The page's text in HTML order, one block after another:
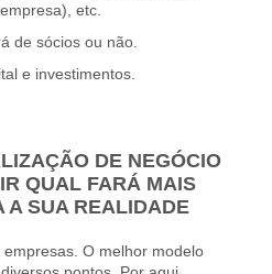
etc.
de sócios ou não.
e investimentos.
DE NEGÓCIO
QUAL FARÁ MAIS
A SUA REALIDADE
O melhor modelo